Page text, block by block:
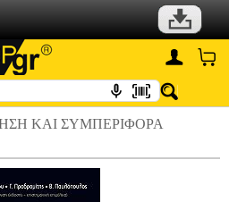
ΚΑΙ ΣΥΜΠΕΡΙΦΟΡΑ